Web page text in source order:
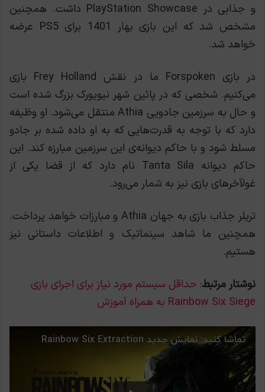
و جذابی در PlayStation Showcase داشت. همچنین
مشخص شد که این بازی بهار 1401 برای PS5 عرضه
خواهد شد.
در بازی Forspoken ما در نقش Frey Holland بازی
می‌کنیم. شخصی که در پائین شهر نیویورک بزرگ شده است
و حال به سرزمین جادویی Athia منتقل می‌شود. او وظیفه
دارد که با توجه به قدرت‌هایی که به او داده شده بر جادو
مسلط شود و با حاکم دیوانه‌ی این سرزمین مبارزه کند. این
حاکم دیوانه Tanta Sila نام دارد که از قضا یکی از
غولآخرهای بازی نیز به شمار می‌رود.
تریلر جذاب بازی به جهان Athia و مبارزات خواهد پرداخت.
همچنین ما شاهد سینماتیک و اطلاعات داستانی نیز
هستیم.
نوشتار مرتبط: حداقل سیستم مورد نیاز برای اجرای بازی
Rainbow Six Siege به همراه آموزش